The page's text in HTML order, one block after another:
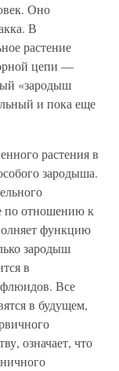
Оно
В
растение
цепи —
«зародыш
и пока еще
растения в
зародыша.
по отношению к
функцию
зародыш
в
Все
в будущем,
означает, что